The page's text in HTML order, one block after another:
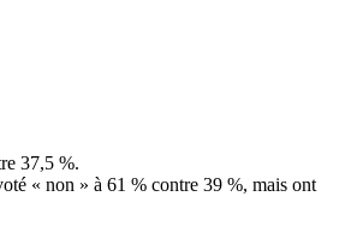
37,5 %.
« non » à 61 % contre 39 %, mais ont